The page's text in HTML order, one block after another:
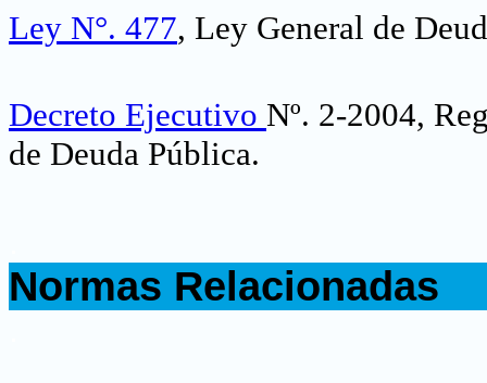
Ley N°. 477, Ley General de
Decreto Ejecutivo Nº. 2-2004,
de Deuda Pública.
Normas Relacionadas